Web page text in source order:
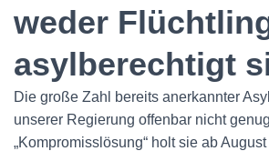
weder
asylberechtigt
Die große Zahl bereits anerkannter
unserer Regierung offenbar nicht
„Kompromisslösung“ holt sie ab